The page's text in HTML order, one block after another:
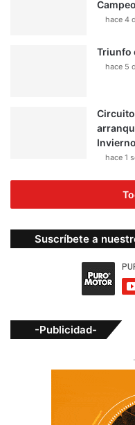
hace 4
Triunfo
hace 5
Invierno
hace 1
Suscríbete a
-Publicidad-